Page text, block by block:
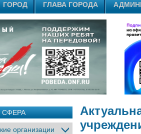
ГОРОД ГЛАВА ГОРОДА
организации